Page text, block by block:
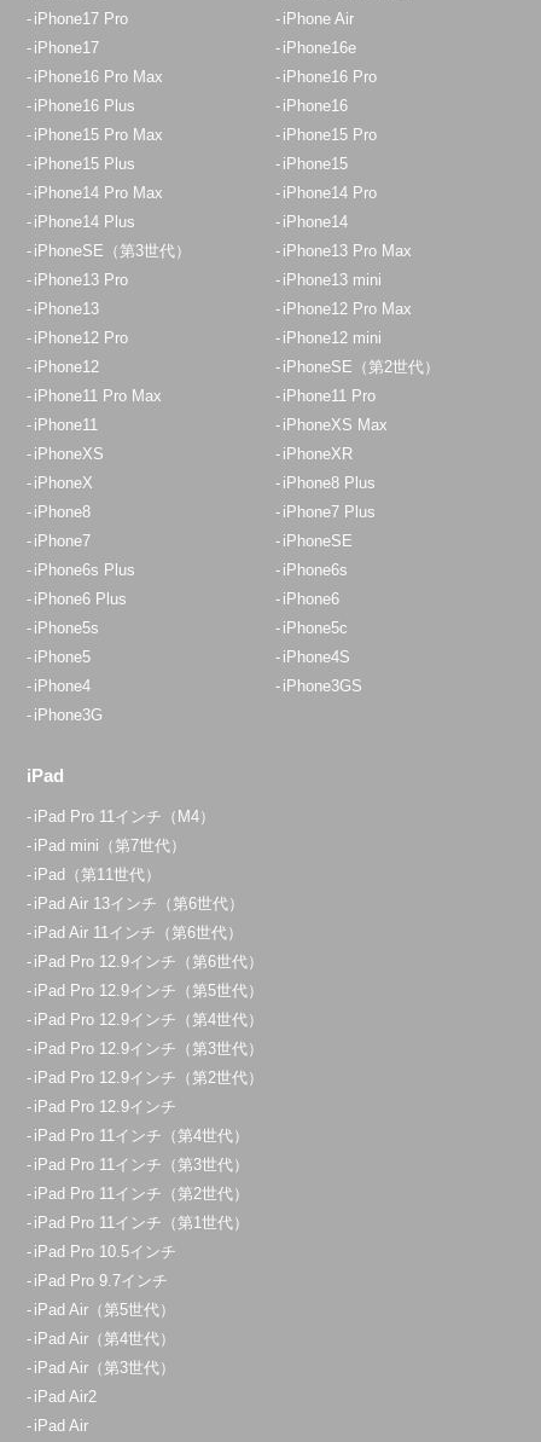
iPhone17 Pro
iPhone Air
iPhone17
iPhone16e
iPhone16 Pro Max
iPhone16 Pro
iPhone16 Plus
iPhone16
iPhone15 Pro Max
iPhone15 Pro
iPhone15 Plus
iPhone15
iPhone14 Pro Max
iPhone14 Pro
iPhone14 Plus
iPhone14
iPhoneSE（第3世代）
iPhone13 Pro Max
iPhone13 Pro
iPhone13 mini
iPhone13
iPhone12 Pro Max
iPhone12 Pro
iPhone12 mini
iPhone12
iPhoneSE（第2世代）
iPhone11 Pro Max
iPhone11 Pro
iPhone11
iPhoneXS Max
iPhoneXS
iPhoneXR
iPhoneX
iPhone8 Plus
iPhone8
iPhone7 Plus
iPhone7
iPhoneSE
iPhone6s Plus
iPhone6s
iPhone6 Plus
iPhone6
iPhone5s
iPhone5c
iPhone5
iPhone4S
iPhone4
iPhone3GS
iPhone3G
iPad
iPad Pro 11インチ（M4）
iPad mini（第7世代）
iPad（第11世代）
iPad Air 13インチ（第6世代）
iPad Air 11インチ（第6世代）
iPad Pro 12.9インチ（第6世代）
iPad Pro 12.9インチ（第5世代）
iPad Pro 12.9インチ（第4世代）
iPad Pro 12.9インチ（第3世代）
iPad Pro 12.9インチ（第2世代）
iPad Pro 12.9インチ
iPad Pro 11インチ（第4世代）
iPad Pro 11インチ（第3世代）
iPad Pro 11インチ（第2世代）
iPad Pro 11インチ（第1世代）
iPad Pro 10.5インチ
iPad Pro 9.7インチ
iPad Air（第5世代）
iPad Air（第4世代）
iPad Air（第3世代）
iPad Air2
iPad Air